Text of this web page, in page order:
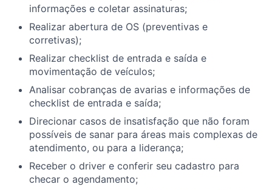
informações e coletar assinaturas;
Realizar abertura de OS (preventivas e
corretivas);
Realizar checklist de entrada e saída e
movimentação de veículos;
Analisar cobranças de avarias e informações de
checklist de entrada e saída;
Direcionar casos de insatisfação que não foram
possíveis de sanar para áreas mais complexas de
atendimento, ou para a liderança;
Receber o driver e conferir seu cadastro para
checar o agendamento;